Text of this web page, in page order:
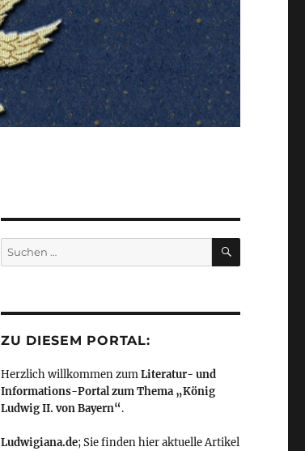
Suchen
nach:
SUCHEN
ZU DIESEM PORTAL:
Herzlich willkommen zumLiteratur- und
Informations-Portal zum Thema „König
Ludwig II. von Bayern“.
Ludwigiana.de; Sie finden hier aktuelle Artikel